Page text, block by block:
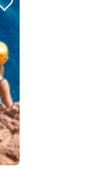
dans un
attentif,
est ludique
en haut et
et le site!